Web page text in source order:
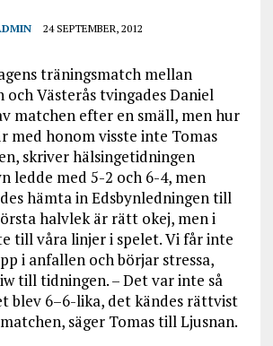
24 SEPTEMBER, 2012
träningsmatch mellan
och Västerås tvingades Daniel
matchen efter en smäll, men hur
med honom visste inte Tomas
skriver hälsingetidningen
ledde med 5-2 och 6-4, men
hämta in Edsbynledningen till
halvlek är rätt okej, men i
till våra linjer i spelet. Vi får inte
i anfallen och börjar stressa,
till tidningen. – Det var inte så
blev 6–6-lika, det kändes rättvist
säger Tomas till Ljusnan.